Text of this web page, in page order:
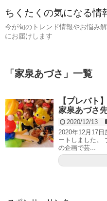
ちくたくの気になる情
今が旬のトレンド情報やお悩み
にお届けします
「 家泉あづさ 」 一覧
【プレバト
家泉あづさ
2020/12/13
2020年12月17
ートしました。
の企画で芸...